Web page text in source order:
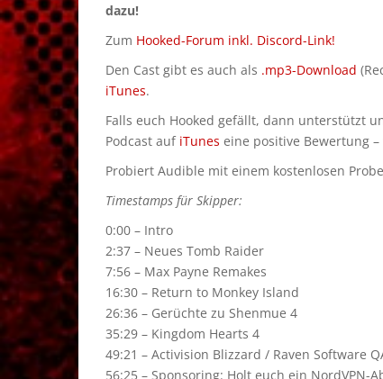
dazu!
Zum Hooked-Forum inkl. Discord-Link!
Den Cast gibt es auch als .mp3-Download
iTunes.
Falls euch Hooked gefällt, dann unterstützt
Podcast auf iTunes eine positive Bewertung
Probiert Audible mit einem kostenlosen
Timestamps für Skipper:
0:00 – Intro
2:37 – Neues Tomb Raider
7:56 – Max Payne Remakes
16:30 – Return to Monkey Island
26:36 – Gerüchte zu Shenmue 4
35:29 – Kingdom Hearts 4
49:21 – Activision Blizzard / Raven Software
56:25 – Sponsoring: Holt euch ein NordVPN-